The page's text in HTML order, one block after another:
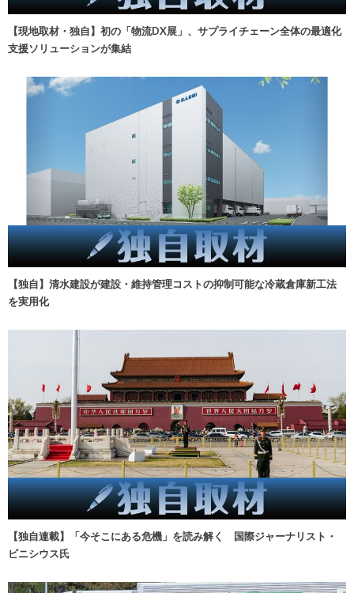
【現地取材・独自】初の「物流DX展」、サプライチェーン全体の最適化
支援ソリューションが集結
【独自】清水建設が建設・維持管理コストの抑制可能な冷蔵倉庫新工法
を実用化
【独自連載】「今そこにある危機」を読み解く 国際ジャーナリスト・
ビニシウス氏